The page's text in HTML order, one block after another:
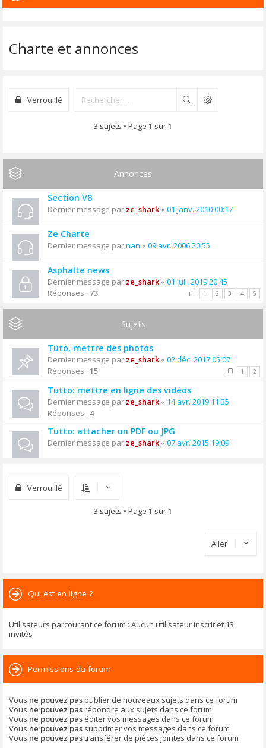
Charte et annonces
Verrouillé Rechercher
3 sujets • Page 1 sur1
Annonces
Section V8
Dernier message par ze_shark« 01 janv. 2010 00:17
Ze Charte
Dernier message parnan « 09 avr. 2006 20:55
Asphalte news
Dernier message par ze_shark« 01 juil. 2019 20:45
Réponses : 73 1 2 3 4 5
Sujets
Tuto, mettre des photos
Dernier message par ze_shark« 02 déc. 2017 05:07
Réponses : 15 1 2
Tutto: mettre en ligne des vidéos
Dernier message par ze_shark« 14 avr. 2019 11:35
Réponses : 4
Tutto: attacher un PDF ou JPG
Dernier message par ze_shark« 07 avr. 2015 19:09
Verrouillé
3 sujets • Page 1 sur1
Aller
Qui est en ligne ?
Utilisateurs parcourant ce forum : Aucun utilisateur inscrit et 13
invités
Permissions du forum
Vous ne pouvez paspublier de nouveaux sujets dans ce forum
Vous ne pouvez pasrépondre aux sujets dans ce forum
Vous ne pouvez pas éditer vos messages dans ce forum
Vous ne pouvez pas supprimer vos messages dans ce forum
Vous ne pouvez pastransférer de pièces jointes dans ce forum